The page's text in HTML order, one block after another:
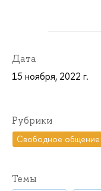
Дата
15 ноября, 2022 г.
Рубрики
Свободное общение
Темы